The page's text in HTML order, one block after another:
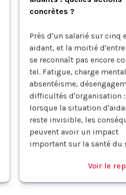
concrètes ?
Près d'un salarié sur cinq
aidant, et la moitié d'entre
se reconnaît pas encore
tel. Fatigue, charge
absentéisme,
difficultés d'organisation :
lorsque la situation
reste invisible, les
peuvent avoir un impact
important sur la santé du
Voir le